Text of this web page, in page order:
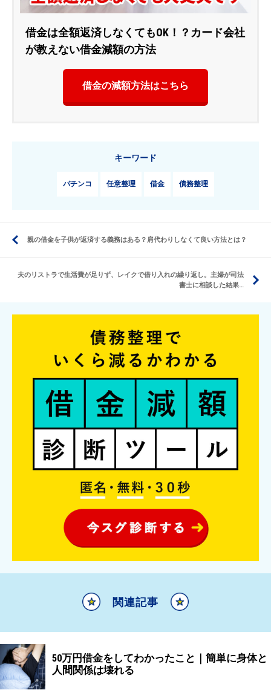
借金は全額返済しなくてもOK！？カード会社
が教えない借金減額の方法
借金の減額方法はこちら
キーワード
パチンコ 任意整理 借金 債務整理
親の借金を子供が返済する義務はある？肩代わりしなくて良い方法とは？
夫のリストラで生活費が足りず、レイクで借り入れの繰り返し。主婦が司法
書士に相談した結果…
関連記事
50万円借金をしてわかったこと｜簡単に身体と
人間関係は壊れる